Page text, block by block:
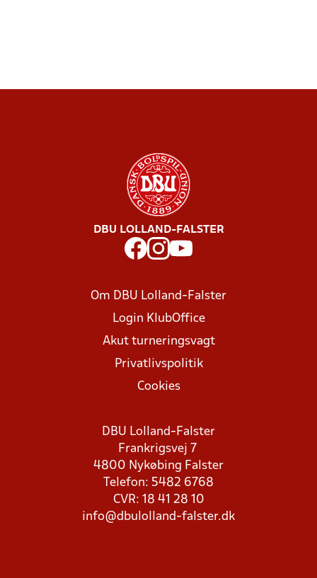
DBU LOLLAND-FALSTER
Om DBU Lolland-Falster
Login KlubOffice
Akut turneringsvagt
Privatlivspolitik
Cookies
DBU Lolland-Falster
Frankrigsvej 7
4800 Nykøbing Falster
Telefon: 5482 6768
CVR: 18 41 28 10
info@dbulolland-falster.dk